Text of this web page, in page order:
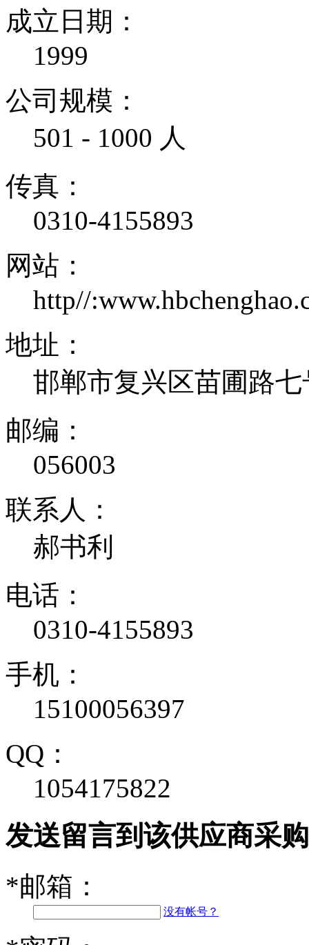
成立日期：
1999
公司规模：
501 - 1000 人
传真：
0310-4155893
网站：
http//
地址：
邯郸市复兴区苗圃路七
邮编：
056003
联系人：
郝书利
电话：
0310-4155893
手机：
15100056397
QQ：
1054175822
发送留言到该供应商采购
*邮箱：
没有帐号？